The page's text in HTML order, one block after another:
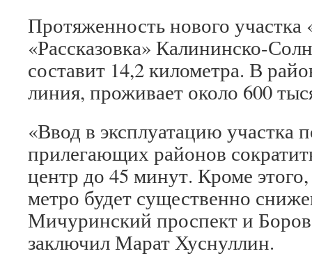
Протяженность нового
«Рассказовка» Калининско-
составит 14,2 километра. В
линия, проживает около 600
«Ввод в эксплуатацию участка
прилегающих районов
центр до 45 минут. Кроме этого,
метро будет существенно
Мичуринский проспект и
заключил Марат Хуснуллин.